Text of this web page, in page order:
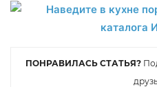
ПОНРАВИЛАСЬ СТАТЬЯ?